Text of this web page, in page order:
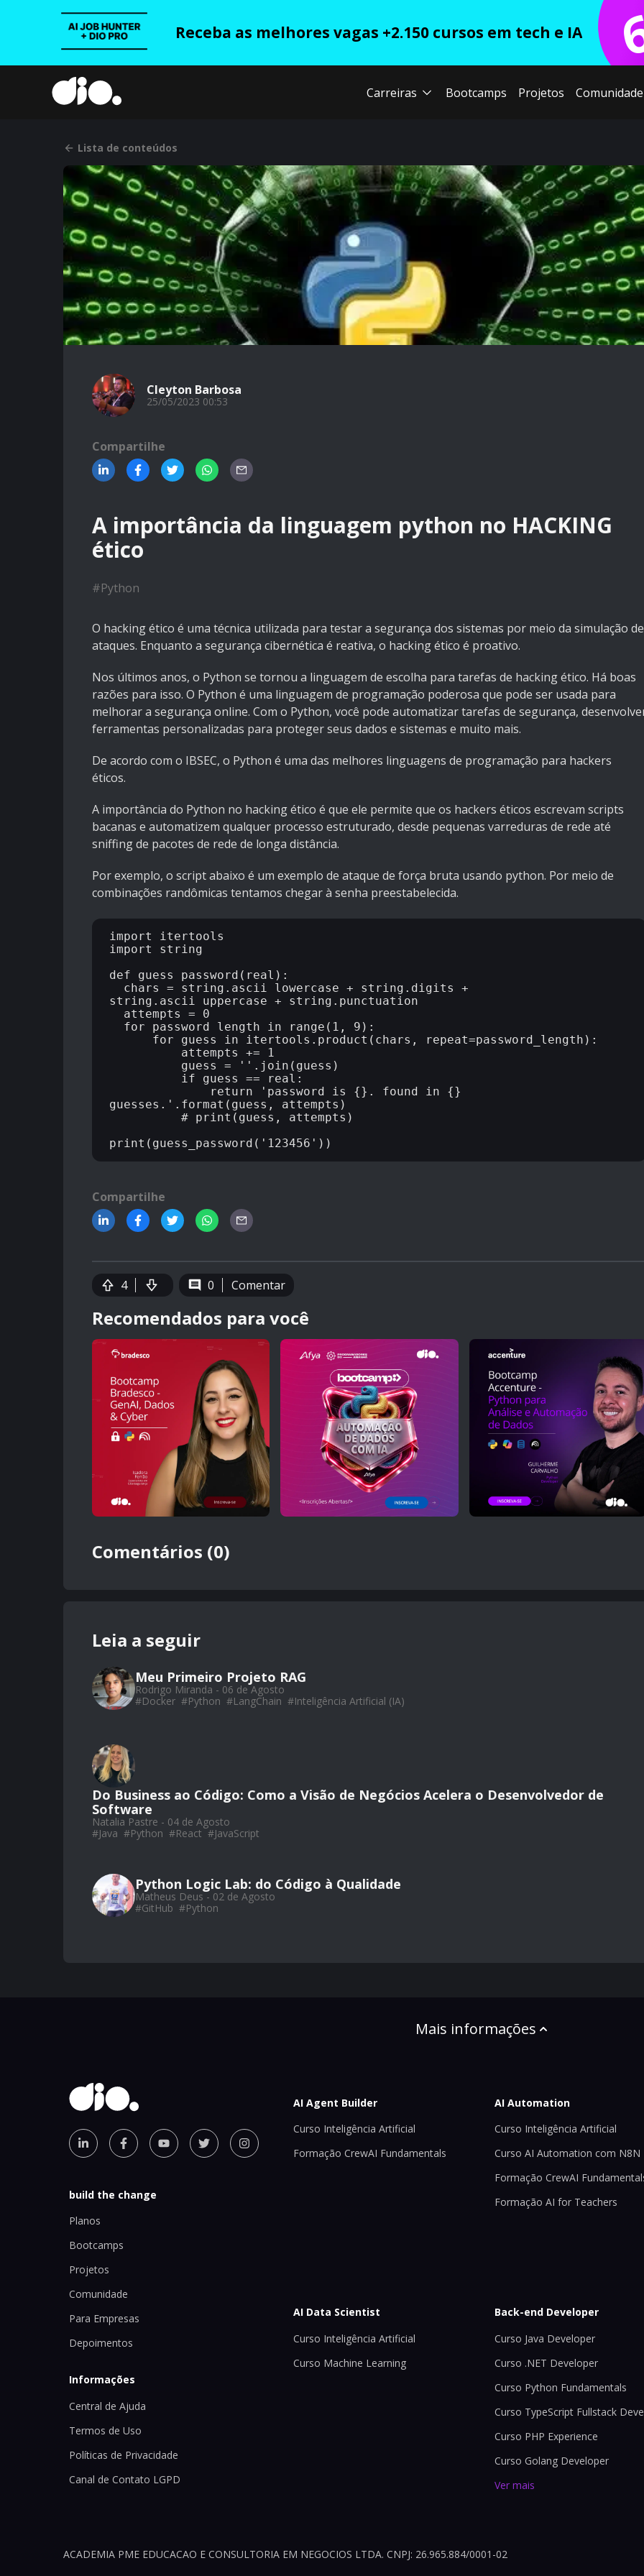
Receba as melhores vagas +2.150 cursos em tech e IA
Carreiras Bootcamps Projetos Comunidade
Lista de conteúdos
Cleyton Barbosa
25/05/2023 00:53
Compartilhe
A importância da linguagem python no HACKING
ético
#Python
O hacking ético é uma técnica utilizada para testar a segurança dos sistemas por meio da simulação de
ataques. Enquanto a segurança cibernética é reativa, o hacking ético é proativo.
Nos últimos anos, o Python se tornou a linguagem de escolha para tarefas de hacking ético. Há boas
razões para isso. O Python é uma linguagem de programação poderosa que pode ser usada para
melhorar a segurança online. Com o Python, você pode automatizar tarefas de segurança,
ferramentas personalizadas para proteger seus dados e sistemas e muito mais.
De acordo com o IBSEC, o Python é uma das melhores linguagens de programação para hackers
éticos.
A importância do Python no hacking ético é que ele permite que os hackers éticos escrevam scripts
bacanas e automatizem qualquer processo estruturado, desde pequenas varreduras de rede até
sniffing de pacotes de rede de longa distância.
Por exemplo, o script abaixo é um exemplo de ataque de força bruta usando python. Por meio de
combinações randômicas tentamos chegar à senha preestabelecida.
import itertools
import string
def guess_password(real):
string.ascii_uppercase + string.punctuation
guesses.'.format(guess, attempts)
Compartilhe
4 0 Comentar
Recomendados para você
Comentários (0)
Leia a seguir
Meu Primeiro Projeto RAG
Rodrigo Miranda - 06 de Agosto
#Docker #Python #LangChain #Inteligência Artificial (IA)
Do Business ao Código: Como a Visão de Negócios Acelera o Desenvolvedor de
Software
Natalia Pastre - 04 de Agosto
#Java #Python #React #JavaScript
Python Logic Lab: do Código à Qualidade
Matheus Deus - 02 de Agosto
#GitHub #Python
Mais informações
build the change
Planos
Bootcamps
Projetos
Comunidade
Para Empresas
Depoimentos
Informações
Central de Ajuda
Termos de Uso
Políticas de Privacidade
Canal de Contato LGPD
AI Agent Builder
Curso Inteligência Artificial
Formação CrewAI Fundamentals
AI Automation
Curso Inteligência Artificial
Curso AI Automation com N8N
Formação CrewAI
Formação AI for Teachers
AI Data Scientist
Curso Inteligência Artificial
Curso Machine Learning
Back-end Developer
Curso Java Developer
Curso .NET Developer
Curso Python Fundamentals
Curso TypeScript Fullstack
Curso PHP Experience
Curso Golang Developer
Ver mais
ACADEMIA PME EDUCACAO E CONSULTORIA EM NEGOCIOS LTDA. CNPJ: 26.965.884/0001-02